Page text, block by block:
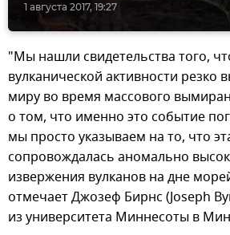
1 августа 2017, 19:27
"Мы нашли свидетельства того,
вулканической активности резко
миру во время массового
о том, что именно это событие
мы просто указываем на то, что
сопровождалась аномально
извержения вулканов на дне
отмечает Джозеф Бирнс (Joseph
из университета Миннесоты в